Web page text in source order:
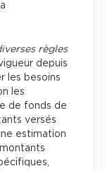
règles
depuis
les besoins
les
de fonds de
versés
estimation